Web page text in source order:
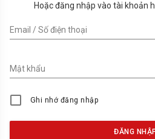
Hoặc đăng nhập vào tài khoản
Email / Số điện thoại
Mật khẩu
Ghi nhớ đăng nhập
ĐĂNG